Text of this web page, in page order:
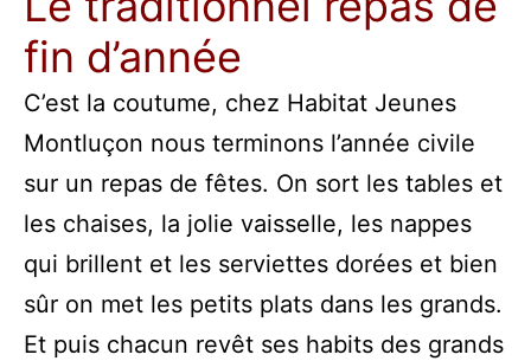
fin d’année
C’est la coutume, chez Habitat Jeunes
Montluçon nous terminons l’année civile
sur un repas de fêtes. On sort les tables et
les chaises, la jolie vaisselle, les nappes
qui brillent et les serviettes dorées et bien
sûr on met les petits plats dans les grands.
Et puis chacun revêt ses habits des grands